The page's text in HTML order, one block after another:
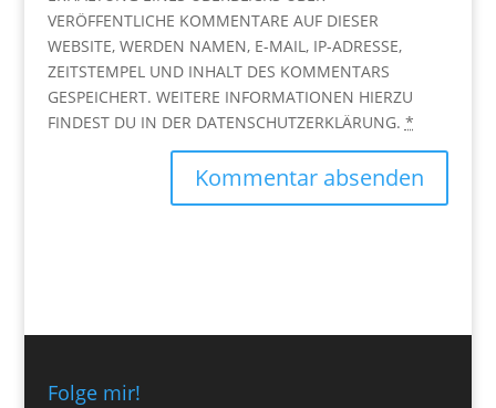
VERÖFFENTLICHE KOMMENTARE AUF DIESER
WEBSITE, WERDEN NAMEN, E-MAIL, IP-ADRESSE,
ZEITSTEMPEL UND INHALT DES KOMMENTARS
GESPEICHERT. WEITERE INFORMATIONEN HIERZU
FINDEST DU IN DER DATENSCHUTZERKLÄRUNG. *
Folge mir!